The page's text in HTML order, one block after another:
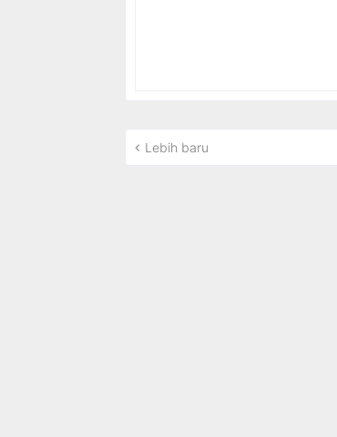
Lebih baru